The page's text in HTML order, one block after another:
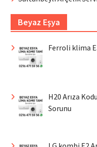
Beyaz Eşya
Ferroli klima
H20 Arıza
Sorunu